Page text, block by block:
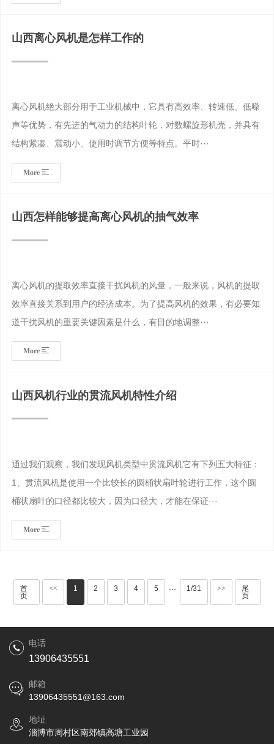
山西离心风机是怎样工作的
离心风机绝大部分用于工业机械中，它具有高效率、转速低、低噪
声等优势，有先进的气动力的结构叶轮，对数螺旋形机壳，并具有
结构紧凑、震动小、使用时调节方便等特点。平时···
More
山西怎样能够提高离心风机的抽气效率
离心风机的提取效率直接干扰风机的风量，一般来说，风机的提取
效率直接关系到用户的经济成本。为了提高风机的效果，有必要知
道干扰风机的重要关键因素是什么，有目的地调整···
More
山西风机行业的贯流风机特性介绍
通过我们观察，我们发现风机类型中贯流风机它有下列五大特征：
1、贯流风机是使用一个比较长的圆桶状扇叶轮进行工作，这个圆
桶状扇叶的口径都比较大，因为口径大，才能在保证···
More
首
页
<< 1 2 3 4 5 ··· 1/31 >>
尾
页
电话
13906435551
邮箱
13906435551@163.com
地址
淄博市周村区南郊镇高塘工业园